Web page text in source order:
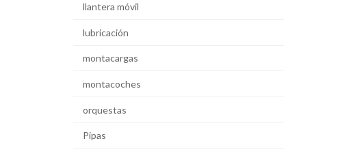
llantera móvil
lubricación
montacargas
montacoches
orquestas
Pipas